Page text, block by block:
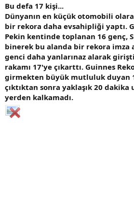
Bu defa 17 kişi...
Dünyanın en küçük otomobili
bir rekora daha evsahipliği yaptı.
Pekin kentinde toplanan 16 genç,
binerek bu alanda bir rekora imza
genci daha yanlarınaz alarak
rakamı 17'ye çıkarttı. Guinnes
girmekten büyük mutluluk duyan
çıktıktan sonra yaklaşık 20
yerden kalkamadı.